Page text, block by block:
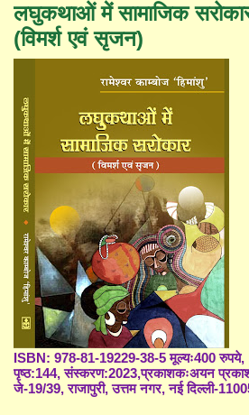
लघुकथाओं में सामाजिक
(विमर्श एवं सृजन)
ISBN: 978-81-19229-38-5 मूल्यः400 रुपये,
पृष्ठ:144, संस्करण:2023,प्रकाशकःअयन
जे-19/39, राजापुरी, उत्तम नगर, नई दिल्ली-